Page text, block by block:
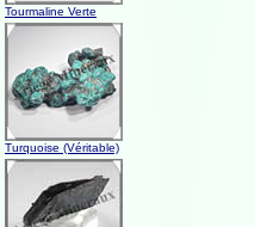
Tourmaline Verte
Turquoise (Véritable)